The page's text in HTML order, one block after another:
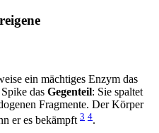
ein mächtiges Enzym das
das Gegenteil: Sie spaltet
Fragmente. Der Körper
er es bekämpft 3 4.